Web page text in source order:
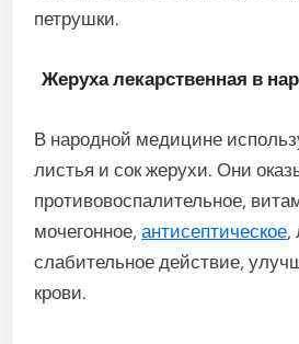
петрушки.
Жеруха лекарственная в
В народной медицине
листья и сок жерухи. Они
противовоспалительное,
мочегонное,антисептическое,
слабительное действие,
крови.